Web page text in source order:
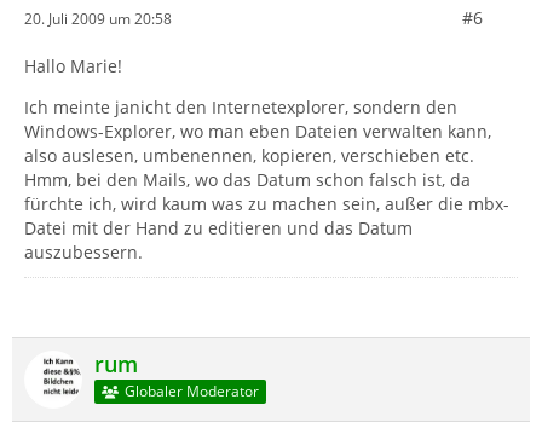
20. Juli 2009 um 20:58 #6
Hallo Marie!
Ich meinte janicht den Internetexplorer, sondern den
Windows-Explorer, wo man eben Dateien verwalten kann,
also auslesen, umbenennen, kopieren, verschieben etc.
Hmm, bei den Mails, wo das Datum schon falsch ist, da
fürchte ich, wird kaum was zu machen sein, außer die mbx-
Datei mit der Hand zu editieren und das Datum
auszubessern.
rum
Globaler Moderator